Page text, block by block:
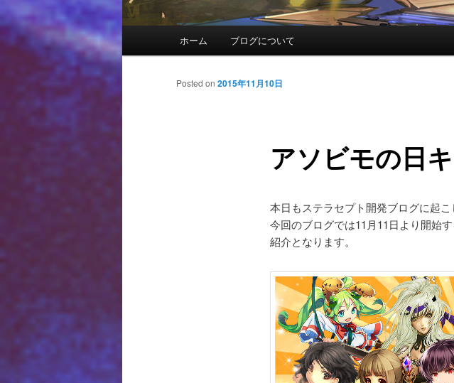
メインコンテンツへ移動
サブコンテンツへ移動
ホーム ブログについて
投稿ナビゲーション
アソビモの日
Posted on 2015年11月10日
本日もステラセプト開発ブログに起
今回のブログでは11月11日より開始す
紹介となります。